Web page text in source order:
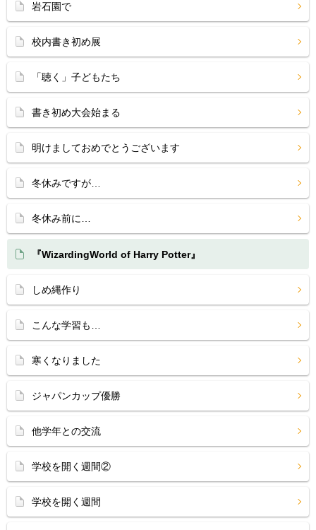
岩石園で
校内書き初め展
「聴く」子どもたち
書き初め大会始まる
明けましておめでとうございます
冬休みですが…
冬休み前に…
『WizardingWorld of Harry Potter』
しめ縄作り
こんな学習も…
寒くなりました
ジャパンカップ優勝
他学年との交流
学校を開く週間②
学校を開く週間